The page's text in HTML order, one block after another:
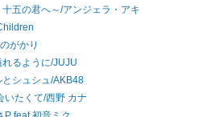
五の君へ～/アンジェラ・アキ
がかり
るように/JUJU
シュシュ/AKB48
いたくて/西野 カナ